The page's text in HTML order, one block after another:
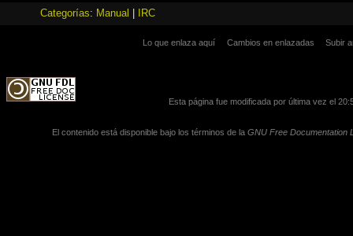
Categorías: Manual IRC
Lo que enlaza aquí Cambios en enlazadas Subir
Esta página fue modificada por última vez el
El contenido está disponible bajo los términos de laGNU Free Documentation